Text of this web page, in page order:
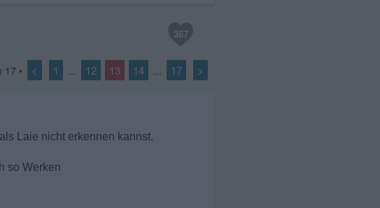
367
17 • < 1 ... 12 13 14 ... 17 >
Laie nicht erkennen kannst.
so Werken